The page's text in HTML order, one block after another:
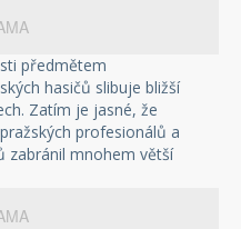
předmětem
hasičů slibuje bližší
Zatím je jasné, že
profesionálů a
zabránil mnohem větší